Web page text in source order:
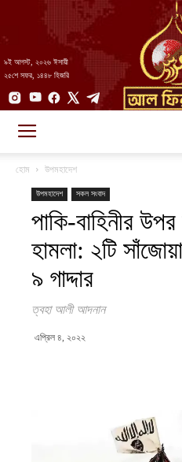
৯ই আগস্ট, ২০২৬ ঈসায়ী
২৫শে সফর, ১৪৪৮ হিজরি
||
হোম উপমহাদেশ
উপমহাদেশ সকল সংবাদ
পাকি-বাহিনীর
হামলা: ২টি
৯ গাদ্দার
ত্বহা আলী আদনান
এপ্রিল ৪, ২০২২